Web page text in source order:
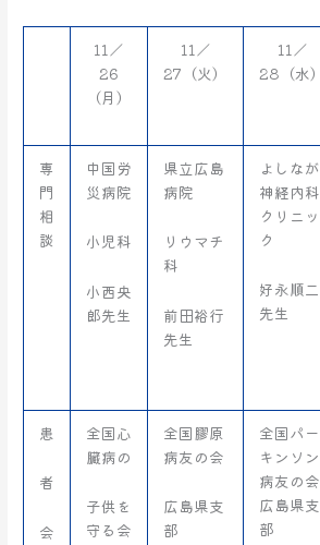
11／
26
（月）
11／
27（火）
11／
28（水）
専
門
相
談
中国労
災病院
小児科
小西央
郎先生
県立広島
病院
リウマチ
科
前田裕行
先生
よしなが
神経内科
クリニッ
ク
好永順二
先生
患
者
会
全国心
臓病の
子供を
守る会
全国膠原
病友の会
広島県支
部
全国パー
キンソン
病友の会
広島県支
部